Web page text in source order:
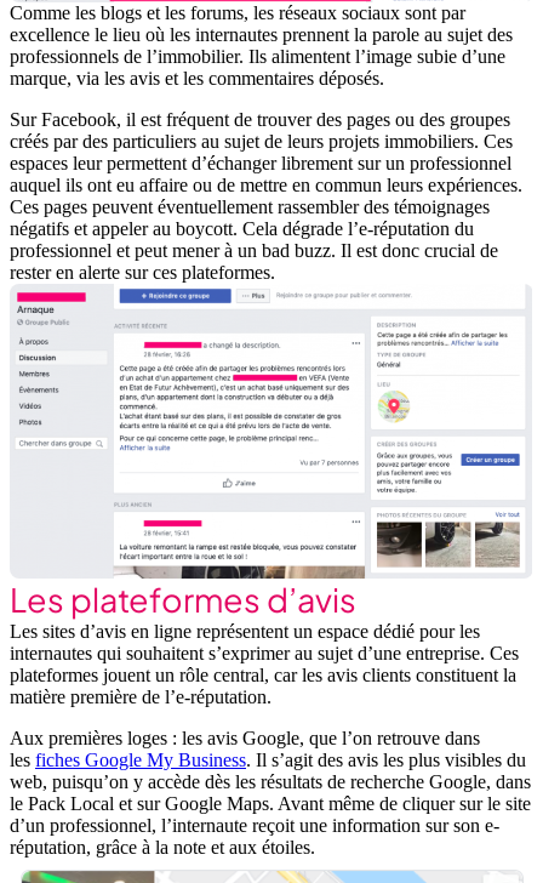
Comme les blogs et les forums, les réseaux sociaux sont par
excellence le lieu où les internautes prennent la parole au sujet des
professionnels de l’immobilier. Ils alimentent l’image subie d’une
marque, via les avis et les commentaires déposés.
Sur Facebook, il est fréquent de trouver des pages ou des groupes
créés par des particuliers au sujet de leurs projets immobiliers. Ces
espaces leur permettent d’échanger librement sur un professionnel
auquel ils ont eu affaire ou de mettre en commun leurs expériences.
Ces pages peuvent éventuellement rassembler des témoignages
négatifs et appeler au boycott. Cela dégrade l’e-réputation du
professionnel et peut mener à un bad buzz. Il est donc crucial de
rester en alerte sur ces plateformes.
Les plateformes d’avis
Les sites d’avis en ligne représentent un espace dédié pour les
internautes qui souhaitent s’exprimer au sujet d’une entreprise. Ces
plateformes jouent un rôle central, car les avis clients constituent la
matière première de l’e-réputation.
Aux premières loges : les avis Google, que l’on retrouve dans
les fiches Google My Business. Il s’agit des avis les plus visibles du
web, puisqu’on y accède dès les résultats de recherche Google, dans
le Pack Local et sur Google Maps. Avant même de cliquer sur le site
d’un professionnel, l’internaute reçoit une information sur son e-
réputation, grâce à la note et aux étoiles.